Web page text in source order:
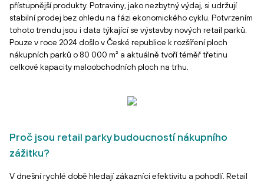
přístupnější produkty. Potraviny, jako nezbytný výdaj, si udržují
stabilní prodej bez ohledu na fázi ekonomického cyklu. Potvrzením
tohoto trendu jsou i data týkající se výstavby nových retail parků.
Pouze v roce 2024 došlo v České republice k rozšíření ploch
nákupních parků o 80 000 m² a aktuálně tvoří téměř třetinu
celkové kapacity maloobchodních ploch na trhu.
Proč jsou retail parky budoucností nákupního
zážitku?
V dnešní rychlé době hledají zákazníci efektivitu a pohodlí. Retail